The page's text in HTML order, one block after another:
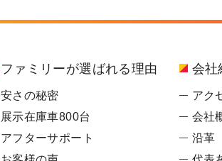
ファミリーが選ばれる理由
安さの秘密
展示在庫車800台
アフターサポート
会社
アク
会社
沿革